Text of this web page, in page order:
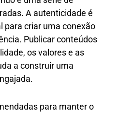
A autenticidade é
para criar uma conexão
Publicar conteúdos
os valores e as
a construir uma
para manter o